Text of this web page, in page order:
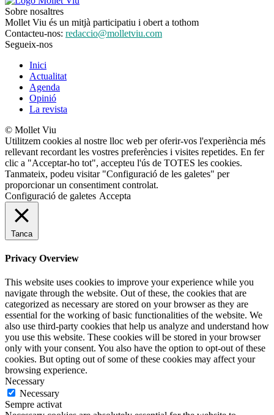
Sobre nosaltres
Mollet Viu és un mitjà participatiu i obert a tothom
Contacteu-nos: redaccio@molletviu.com
Segueix-nos
Inici
Actualitat
Agenda
Opinió
La revista
© Mollet Viu
Utilitzem cookies al nostre lloc web per oferir-vos l'experiència més
rellevant recordant les vostres preferències i visites repetides. En fer
clic a "Acceptar-ho tot", accepteu l'ús de TOTES les cookies.
Tanmateix, podeu visitar "Configuració de les galetes" per
proporcionar un consentiment controlat.
Configuració de galetes Accepta
Tanca
Privacy Overview
This website uses cookies to improve your experience while you
navigate through the website. Out of these, the cookies that are
categorized as necessary are stored on your browser as they are
essential for the working of basic functionalities of the website. We
also use third-party cookies that help us analyze and understand how
you use this website. These cookies will be stored in your browser
only with your consent. You also have the option to opt-out of these
cookies. But opting out of some of these cookies may affect your
browsing experience.
Necessary
Necessary
Sempre activat